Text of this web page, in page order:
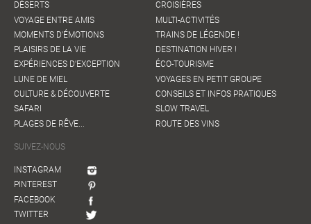
DÉSERTS
VOYAGE ENTRE AMIS
MOMENTS D'ÉMOTIONS
PLAISIRS DE LA VIE
EXPÉRIENCES D'EXCEPTION
LUNE DE MIEL
CULTURE & DÉCOUVERTE
SAFARI
PLAGES DE RÊVE...
CROISIÈRES
MULTI-ACTIVITÉS
TRAINS DE LÉGENDE !
DESTINATION HIVER !
ÉCO-TOURISME
VOYAGES EN PETIT GROUPE
CONSEILS ET INFOS PRATIQUES
SLOW TRAVEL
ROUTE DES VINS
SUIVEZ-NOUS
INSTAGRAM
PINTEREST
FACEBOOK
TWITTER